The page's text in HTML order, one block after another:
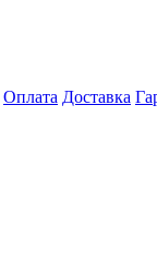
Оплата Доставка